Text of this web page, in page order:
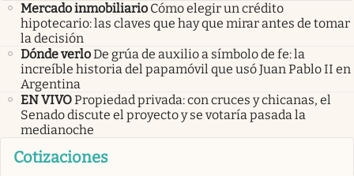
Mercado inmobiliario Cómo elegir un crédito
hipotecario: las claves que hay que mirar antes de tomar
la decisión
Dónde verloDe grúa de auxilio a símbolo de fe: la
increíble historia del papamóvil que usó Juan Pablo II en
Argentina
EN VIVOPropiedad privada: con cruces y chicanas, el
Senado discute el proyecto y se votaría pasada la
medianoche
Cotizaciones